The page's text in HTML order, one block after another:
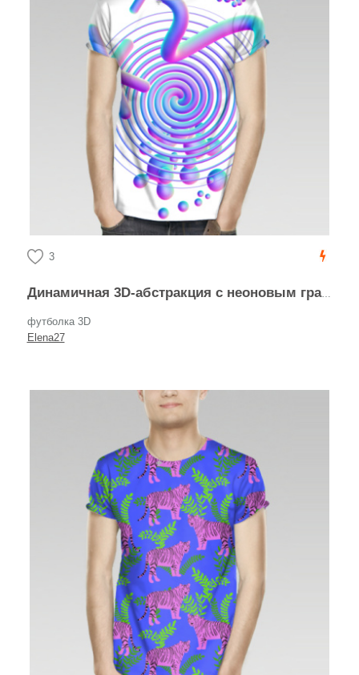
3
Динамичная 3D-абстракция с неоновым градиентом
футболка 3D
Elena27